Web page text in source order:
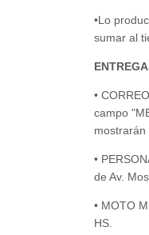
•Lo
sumar al
•
campo
mostrarán
•
de Av.
• MOTO
HS.